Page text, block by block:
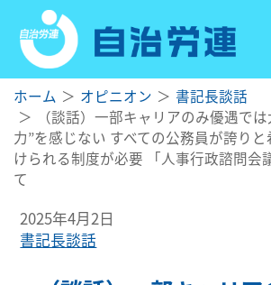
ホーム オピニオン
書記長談話
（談話）一部キャリアのみ優遇で
力”を感じない すべての公務員が誇り
けられる制度が必要 「人事行政諮問会
て
2025年4月2日
書記長談話